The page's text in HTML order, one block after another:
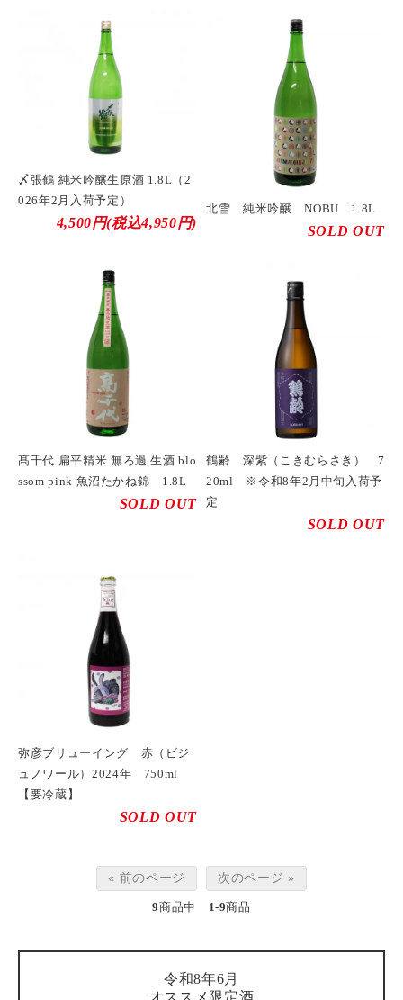
〆張鶴 純米吟醸生原酒 1.8L（2
026年2月入荷予定）
4,500円(税込4,950円)
北雪 純米吟醸 NOBU 1.8L
SOLD OUT
髙千代 扁平精米 無ろ過 生酒 blo
ssom pink 魚沼たかね錦 1.8L
SOLD OUT
鶴齢 深紫（こきむらさき） 7
20ml ※令和8年2月中旬入荷予
定
SOLD OUT
弥彦ブリューイング 赤（ビジ
ュノワール）2024年 750ml
【要冷蔵】
SOLD OUT
« 前のページ 次のページ »
9商品中 1-9商品
令和8年6月